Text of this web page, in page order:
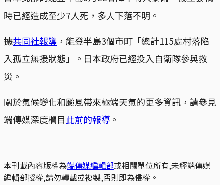
時已經造成至少7人死，多人下落不明。
據共同社報導 ，能登半島3個市町「總計115處村落陷
入孤立無援狀態」。日本政府已經投入自衛隊參與救
災。
關於氣候變化和颱風帶來極端天氣的更多資訊，請參見
端傳媒深度欄目此前的報導 。
本刊載內容版權為端傳媒編輯部或相關單位所有,未經端傳媒
編輯部授權,請勿轉載或複製,否則即為侵權。